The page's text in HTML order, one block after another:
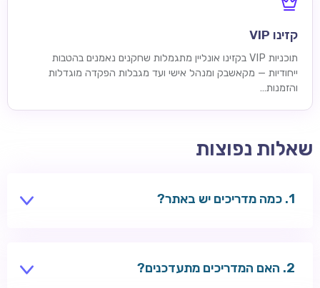
קזינו VIP
תוכניות VIP בקזינו אונליין מתגמלות שחקנים נאמנים בהטבות
ייחודיות — מקאשבק ומנהל אישי ועד מגבלות הפקדה מוגדלות
והזמנות…
שאלות נפוצות
כמה מדריכים יש באתר?
האם המדריכים מתעדכנים?